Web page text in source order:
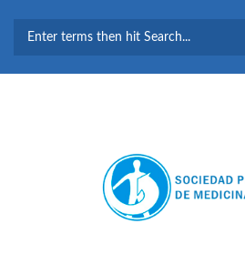
BÚSQUEDA